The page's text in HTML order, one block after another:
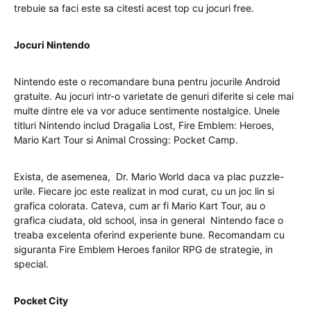
trebuie sa faci este sa citesti acest top cu jocuri free.
Jocuri Nintendo
Nintendo este o recomandare buna pentru jocurile Android
gratuite. Au jocuri intr-o varietate de genuri diferite si cele mai
multe dintre ele va vor aduce sentimente nostalgice. Unele
titluri Nintendo includ Dragalia Lost, Fire Emblem: Heroes,
Mario Kart Tour si Animal Crossing: Pocket Camp.
Exista, de asemenea, Dr. Mario World daca va plac puzzle-
urile. Fiecare joc este realizat in mod curat, cu un joc lin si
grafica colorata. Cateva, cum ar fi Mario Kart Tour, au o
grafica ciudata, old school, insa in general Nintendo face o
treaba excelenta oferind experiente bune. Recomandam cu
siguranta Fire Emblem Heroes fanilor RPG de strategie, in
special.
Pocket City